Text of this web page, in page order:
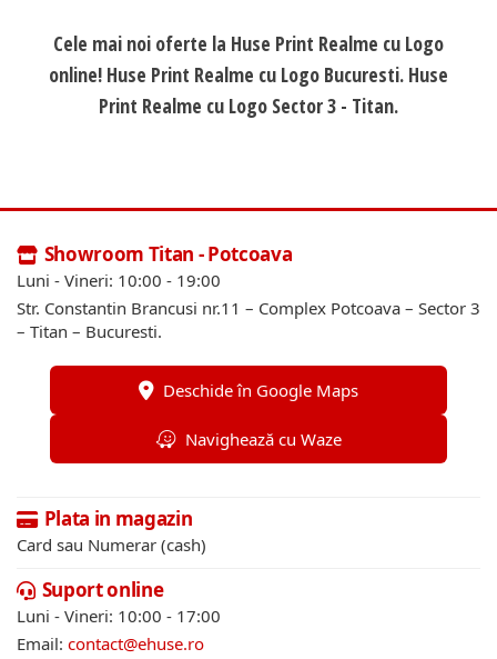
Cele mai noi oferte la Huse Print Realme cu Logo
online! Huse Print Realme cu Logo Bucuresti. Huse
Print Realme cu Logo Sector 3 - Titan.
Showroom Titan - Potcoava
Luni - Vineri: 10:00 - 19:00
Str. Constantin Brancusi nr.11 – Complex Potcoava – Sector 3
– Titan – Bucuresti.
Deschide în Google Maps
Navighează cu Waze
Plata in magazin
Card sau Numerar (cash)
Suport online
Luni - Vineri: 10:00 - 17:00
Email: contact@ehuse.ro